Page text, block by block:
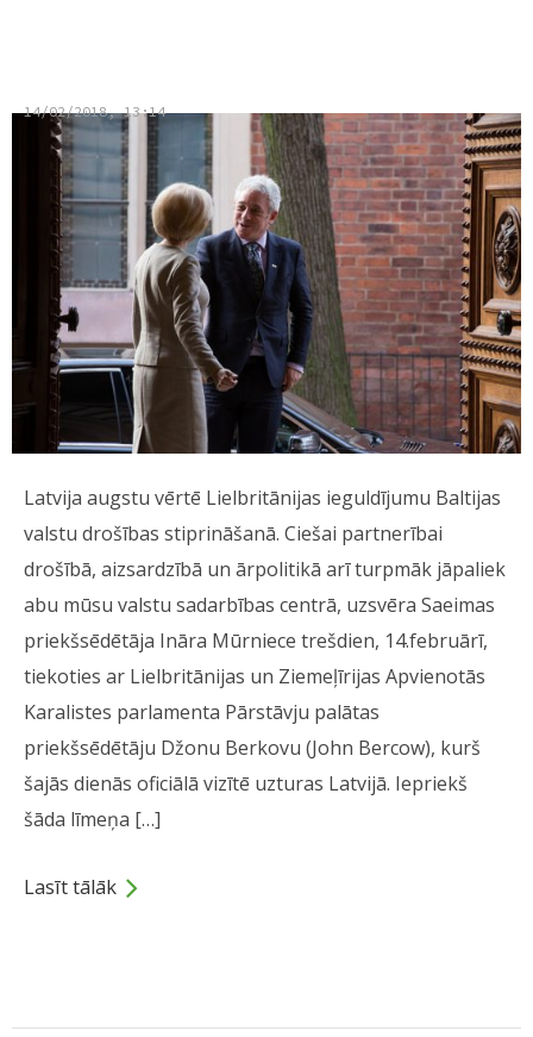
14/02/2018, 13:14
Latvija augstu vērtē Lielbritānijas ieguldījumu Baltijas
valstu drošības stiprināšanā. Ciešai partnerībai
drošībā, aizsardzībā un ārpolitikā arī turpmāk jāpaliek
abu mūsu valstu sadarbības centrā, uzsvēra Saeimas
priekšsēdētāja Ināra Mūrniece trešdien, 14.februārī,
tiekoties ar Lielbritānijas un Ziemeļīrijas Apvienotās
Karalistes parlamenta Pārstāvju palātas
priekšsēdētāju Džonu Berkovu (John Bercow), kurš
šajās dienās oficiālā vizītē uzturas Latvijā. Iepriekš
šāda līmeņa […]
Lasīt tālāk